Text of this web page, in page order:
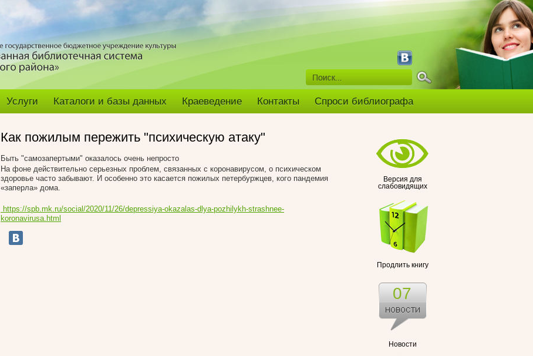
Услуги Каталоги и базы данных Краеведение Контакты Спроси библиографа
Версия для
слабовидящих
Продлить книгу
Новости
07
Как пожилым пережить "психическую атаку"
Быть "самозапертыми" оказалось очень непросто
На фоне действительно серь­езных проблем, связанных с коронавирусом, о психическом
здоровье часто забывают. И особенно это касается пожилых петербуржцев, кого пандемия
«заперла» дома.
https://spb.mk.ru/social/2020/11/26/depressiya-okazalas-dlya-pozhilykh-strashnee-
koronavirusa.html